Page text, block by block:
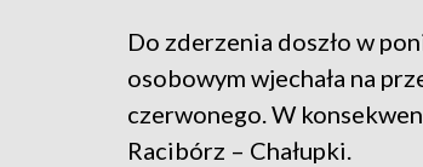
Do zderzenia doszło w
osobowym wjechała na
czerwonego. W
Racibórz – Chałupki.